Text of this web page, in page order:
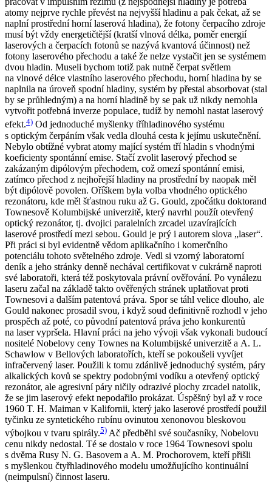
atomy nejprve rychle převést na nejvyšší hladinu a pak čekat, až se
naplní prostřední horní laserová hladina), že fotony čerpacího zdroje
musí být vždy energetičtější (kratší vlnová délka, poměr energií
laserových a čerpacích fotonů se nazývá kvantová účinnost) než
fotony laserového přechodu a také že nelze vystačit jen se systémem
dvou hladin. Museli bychom totiž pak nutně čerpat světlem
na vlnové délce vlastního laserového přechodu, horní hladina by se
naplnila na úroveň spodní hladiny, systém by přestal absorbovat (stal
by se průhledným) a na horní hladině by se pak už nikdy nemohla
vytvořit potřebná inverze populace, tudíž by nemohl nastat laserový
efekt.4) Od jednoduché myšlenky tříhladinového systému
s optickým čerpáním však vedla dlouhá cesta k jejímu uskutečnění.
Nebylo obtížné vybrat atomy mající systém tří hladin s vhodnými
koeficienty spontánní emise. Stačí zvolit laserový přechod se
zakázaným dipólovým přechodem, což omezí spontánní emisi,
zatímco přechod z nejhořejší hladiny na prostřední by naopak měl
být dipólově povolen. Oříškem byla volba vhodného optického
rezonátoru, kde měl šťastnou ruku až G. Gould, zpočátku doktorand
Townesově Kolumbijské univerzitě, který navrhl použít otevřený
optický rezonátor, tj. dvojici paralelních zrcadel uzavírajících
laserové prostředí mezi sebou. Gould je prý i autorem slova „laser“.
Při práci si byl evidentně vědom aplikačního i komerčního
potenciálu tohoto světelného zdroje. Vedl si vzorný laboratorní
deník a jeho stránky denně nechával certifikovat v cukrárně naproti
své laboratoři, která též poskytovala právní ověřování. Po vynálezu
laseru začal na základě takto ověřených stránek uplatňovat proti
Townesovi a dalším patentová práva. Spor se táhl velice dlouho, ale
Gould nakonec prosadil svou, i když soud definitivně rozhodl v jeho
prospěch až poté, co původní patentová práva jeho konkurentů
na laser vypršela. Hlavní práci na jeho vývoji však vykonali budoucí
nositelé Nobelovy ceny Townes na Kolumbijské univerzitě a A. L.
Schawlow v Bellových laboratořích, kteří se pokoušeli vyvíjet
infračervený laser. Použili k tomu zdánlivě jednoduchý systém, páry
alkalických kovů se spektry podobnými vodíku a otevřený optický
rezonátor, ale agresivní páry ničily odrazivé plochy zrcadel natolik,
že se jim laserový efekt nepodařilo prokázat. Úspěšný byl až v roce
1960 T. H. Maiman v Kalifornii, který jako laserové prostředí použil
tyčinku ze syntetického rubínu ovinutou xenonovou bleskovou
výbojkou v tvaru spirály.5) Ač předběhl své současníky, Nobelovu
cenu nikdy nedostal. Té se dostalo v roce 1964 Townesovi spolu
s dvěma Rusy N. G. Basovem a A. M. Prochorovem, kteří přišli
s myšlenkou čtyřhladinového modelu umožňujícího kontinuální
(neimpulsní) činnost laseru.